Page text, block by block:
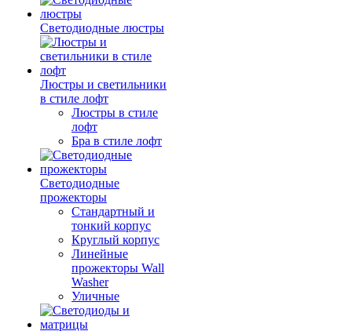
Светодиодные люстры
Люстры и светильники
в стиле лофт
Люстры в стиле
лофт
Бра в стиле лофт
Светодиодные
прожекторы
Стандартный и
тонкий корпус
Круглый корпус
Линейные
прожекторы Wall
Washer
Уличные